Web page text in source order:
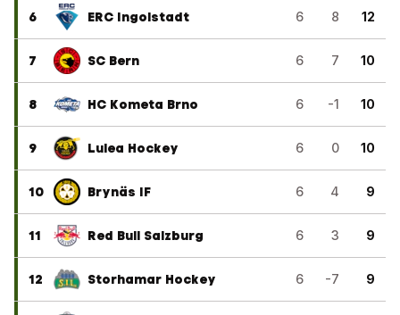
6 ERC Ingolstadt 6 8 12
7 SC Bern 6 7 10
8 HC Kometa Brno 6 -1 10
9 Lulea Hockey 6 0 10
10 Brynäs IF 6 4 9
11 Red Bull Salzburg 6 3 9
12 Storhamar Hockey 6 -7 9